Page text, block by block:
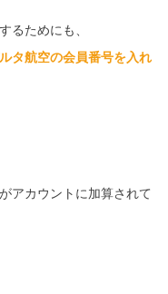
るためにも、
タ航空の会員番号を入れ
アカウントに加算されて